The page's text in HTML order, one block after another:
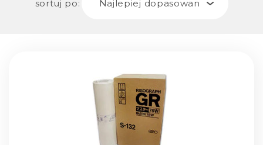
sortuj po: Najlepiej dopasowane